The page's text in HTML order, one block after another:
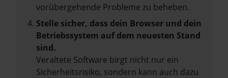
vorübergehende Probleme zu beheben.
Stelle sicher, dass dein Browser und dein
Betriebssystem auf dem neuesten Stand
sind.
Veraltete Software birgt nicht nur ein
Sicherheitsrisiko, sondern kann auch dazu